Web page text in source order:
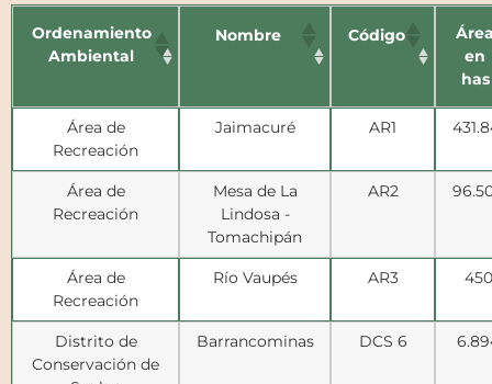
Ordenamiento
Ambiental
Nombre Código
en
has
Área de
Recreación
Jaimacuré AR1
Área de
Recreación
Mesa de La
Lindosa -
Tomachipán
AR2
Área de
Recreación
Río Vaupés AR3 450
Distrito de
Conservación de
Barrancominas DCS 6